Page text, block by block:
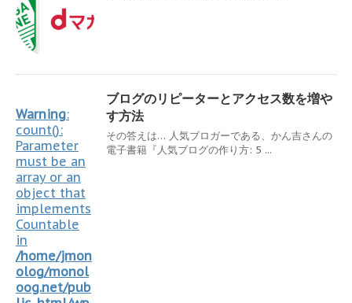
Warning:
count():
Parameter
must be an
array or an
object that
implements
Countable
in
/home/jmon
olog/monol
oog.net/pub
ブログのリピーターとアクセス数を増や
す方法
その答えは… 人気ブロガーである、かん吉さんの
電子書籍『人気ブログの作り方: 5 ...